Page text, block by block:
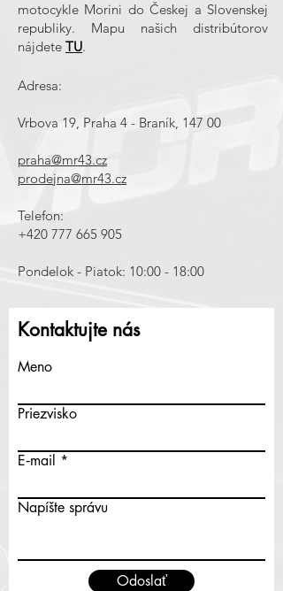
motocykle Morini do Českej a Slovenskej
republiky. Mapu našich distribútorov
nájdete TU.​
Adresa:
Vrbova 19, Praha 4 - Braník, 147 00
praha@mr43.cz
prodejna@mr43.cz
Telefon:
+420 777 665 905
Pondelok - Piatok: 10:00 - 18:00
Kontaktujte nás
Meno
Priezvisko
E‑mail
Napíšte správu
Odoslať